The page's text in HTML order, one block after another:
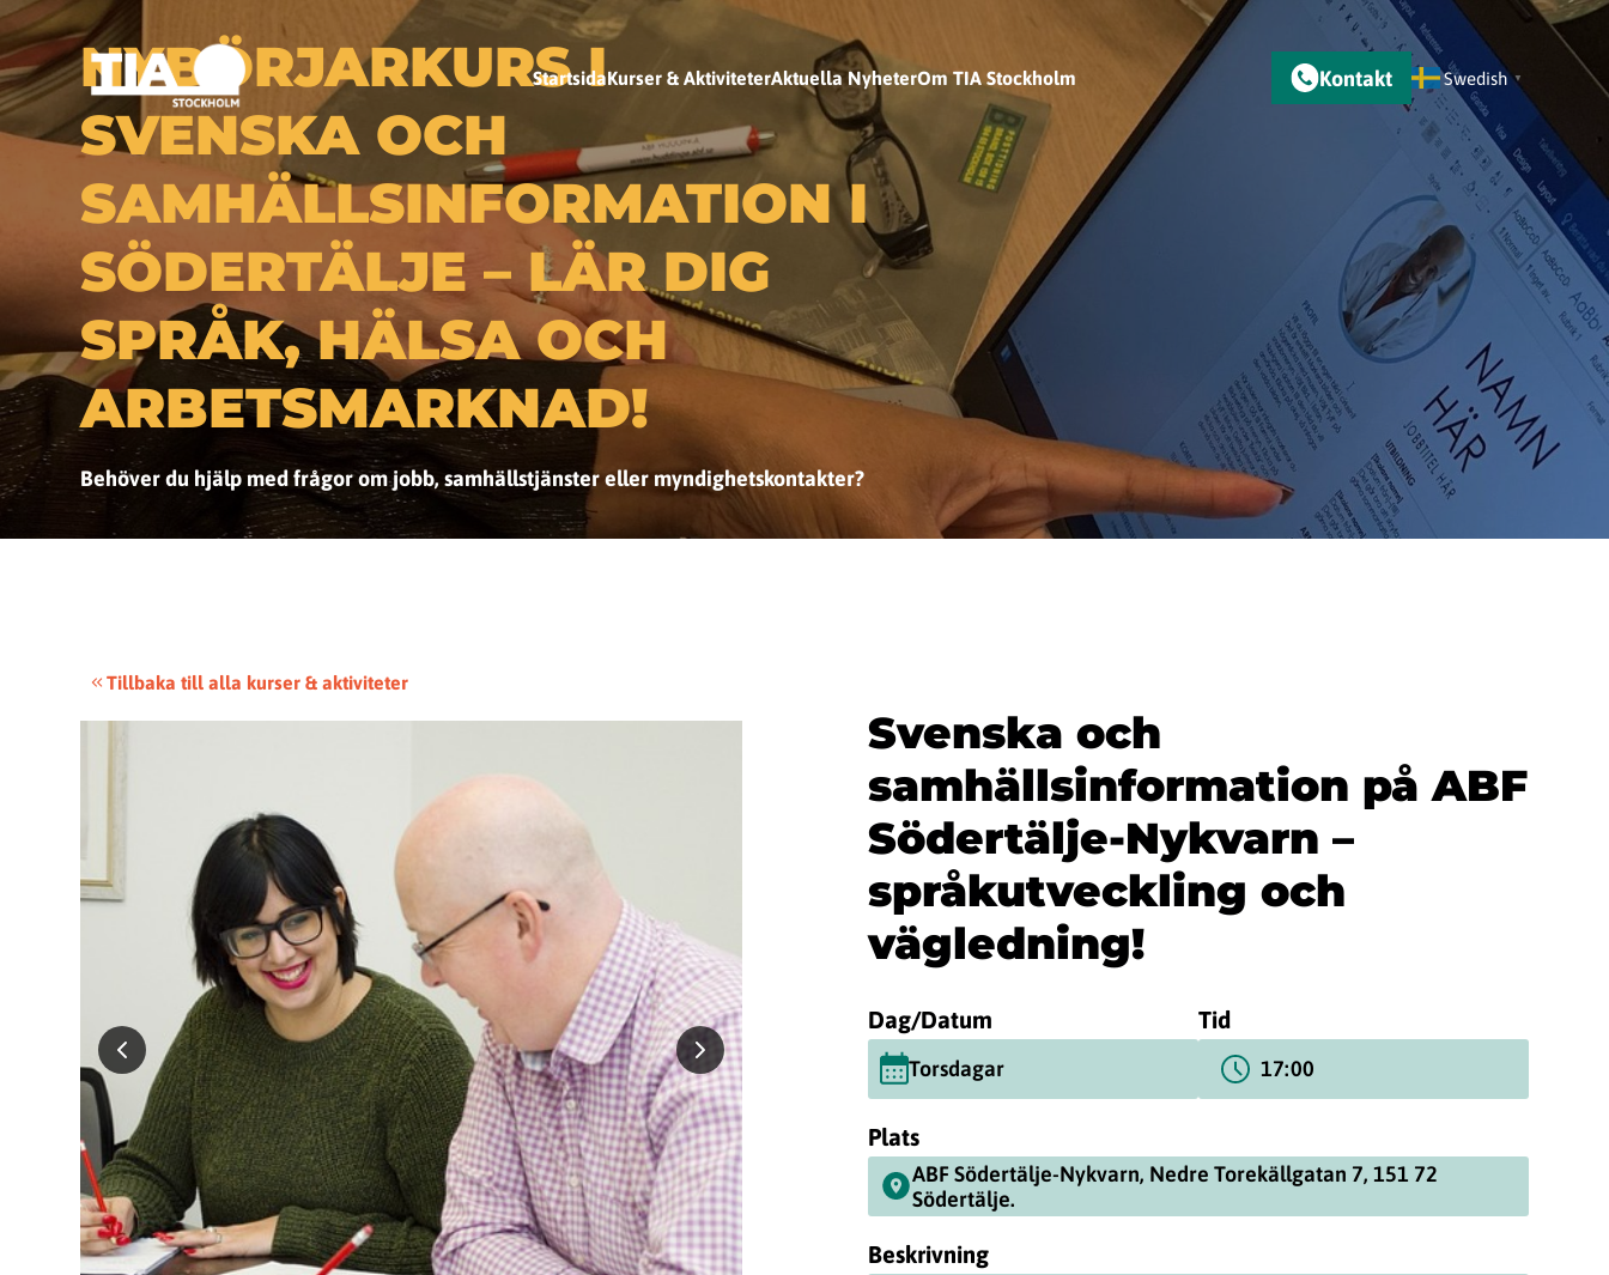
StartsidaKurser & AktiviteterAktuella NyheterOm TIA Stockholm Kontakt Swedish ▼
NYBÖRJARKURS I
SVENSKA OCH
SAMHÄLLSINFORMATION I
SÖDERTÄLJE – LÄR DIG
SPRÅK, HÄLSA OCH
ARBETSMARKNAD!
Behöver du hjälp med frågor om jobb, samhällstjänster eller myndighetskontakter?
Tillbaka till alla kurser & aktiviteter
Svenska och
samhällsinformation på ABF
Södertälje-Nykvarn –
språkutveckling och
vägledning!
Dag/Datum
Torsdagar
Tid
17:00
Plats
ABF Södertälje-Nykvarn, Nedre Torekällgatan 7, 151 72
Södertälje.
Beskrivning